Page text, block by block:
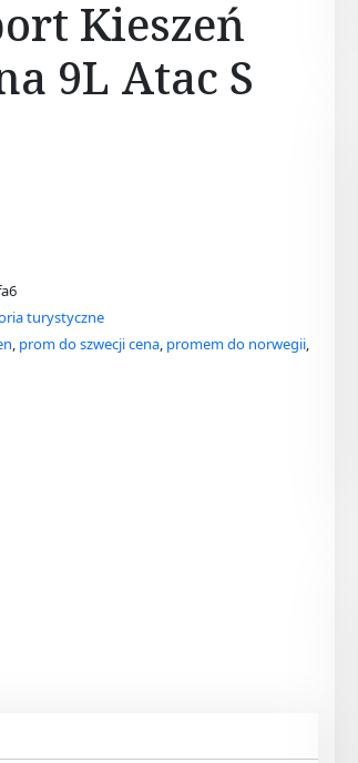
Kieszeń
9L Atac S
turystyczne
, prom do szwecji cena, promem do norwegii,